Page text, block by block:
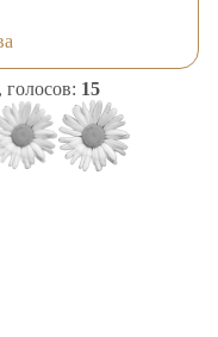
, голосов: 15